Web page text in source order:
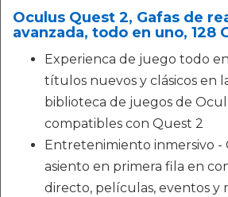
Oculus Quest 2, Gafas de
avanzada, todo en uno, 128
Experienca de juego todo
títulos nuevos y clásicos en
biblioteca de juegos de
compatibles con Quest 2
Entretenimiento inmersivo -
asiento en primera fila en
directo, películas, eventos y